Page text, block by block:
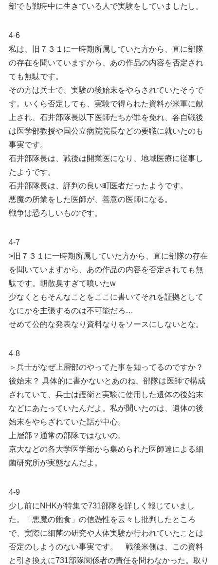
部でも戦時中に生きている人で実験をしていましたし。
4-6
私は、旧７３１に一時期所属していた方から、直に部隊
の存在を聞いていますから、あの作品の内容を否定され
ても無駄です。
その方は兵士で、実験の後始末をやらされていたそうで
す。いくら否定しても、実験で得られた資料が米軍に献
上され、石井部隊長以下医師たちが罪を免れ、各自戦後
は医学部教授や国公立病院院長などの要職に就いたのも
事実です。
石井部隊長は、戦後は開業医になり、地域医療に従事し
たようです。
石井部隊長は、評判の良い町医者だったようです。
悪魔の所業をした医師が、善意の医師になる。
戦争は恐ろしいものです。
4-7
>旧７３１に一時期所属していた方から、直に部隊の存在
を聞いていますから、あの作品の内容を否定されても無
駄です。胡散臭すぎて噴いたw
少なくともそんなことをここに書いてそれを証拠として
なにかを主張するのは不可能だろ…
せめて公的な発表なり資料なりをソースにしないとな。
4-8
＞兵士がなぜ上層部のやってた事を知ってるのですか？
後始末？ 具体的に書かないとあのね、部隊は医師で構成
されていて、兵士は護衛と実験に使用した遺体の後始末
などにあたっていたんだよ。私が聞いたのは、遺体の後
始末をやらざれていた話が中心。
上層部？通常の部隊ではないの。
京大などの各大学医学部から集められた医師達による細
菌研究所が実態なんだよ。
4-9
少し前にNHKが特集で731部隊を詳しく報じていまし
た。「悪魔の飽食」の信憑性を云々し批判したところ
で、実際に細菌の研究や人体実験が行われていたことは
否定のしようのない事実です。 戦後米側は、この資料
と引き換えに731部隊関係者の責任を問わなかった。取り